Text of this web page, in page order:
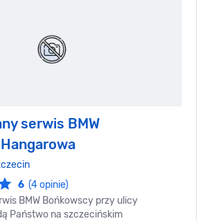
serwis BMW
6 (4 opinie)
BMW Bońkowscy przy ulicy
Państwo na szczecińskim